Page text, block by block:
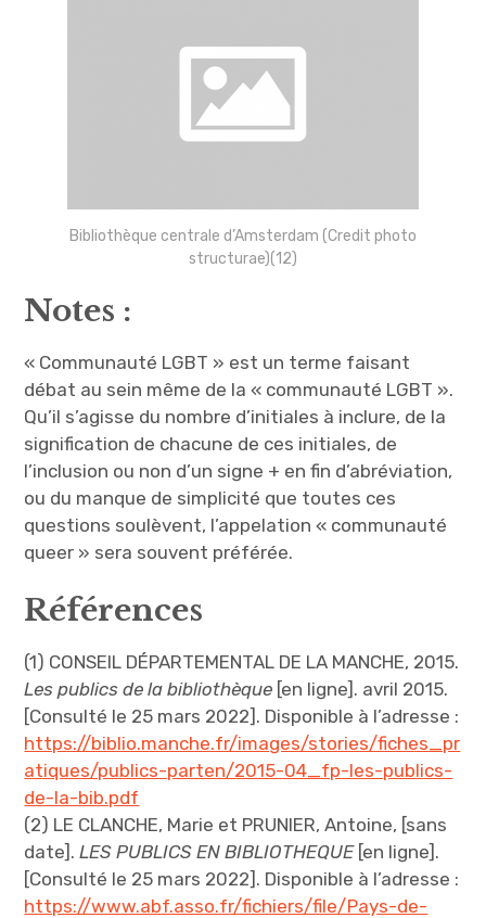
Bibliothèque centrale d’Amsterdam (Credit photo
structurae)(12)
Notes :
« Communauté LGBT » est un terme faisant
débat au sein même de la « communauté LGBT ».
Qu’il s’agisse du nombre d’initiales à inclure, de la
signification de chacune de ces initiales, de
l’inclusion ou non d’un signe + en fin d’abréviation,
ou du manque de simplicité que toutes ces
questions soulèvent, l’appelation « communauté
queer » sera souvent préférée.
Références
(1) CONSEIL DÉPARTEMENTAL DE LA MANCHE, 2015.
Les publics de la bibliothèque [en ligne]. avril 2015.
[Consulté le 25 mars 2022]. Disponible à l’adresse :
https://biblio.manche.fr/images/stories/fiches_pr
atiques/publics-parten/2015-04_fp-les-publics-
de-la-bib.pdf
(2) LE CLANCHE, Marie et PRUNIER, Antoine, [sans
date].LES PUBLICS EN BIBLIOTHEQUE[en ligne].
[Consulté le 25 mars 2022]. Disponible à l’adresse :
https://www.abf.asso.fr/fichiers/file/Pays-de-